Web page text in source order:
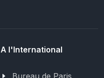
A l'International